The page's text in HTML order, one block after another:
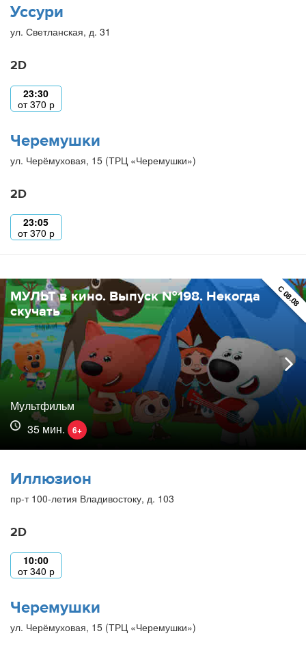
Уссури
ул. Светланская, д. 31
2D
23:30
от370 р
Черемушки
ул. Черёмуховая, 15 (ТРЦ «Черемушки»)
2D
23:05
от370 р
С 08.08
МУЛЬТ в кино. Выпуск №198. Некогда
скучать
Мультфильм
35 мин.
6+
Иллюзион
пр-т 100-летия Владивостоку, д. 103
2D
10:00
от340 р
Черемушки
ул. Черёмуховая, 15 (ТРЦ «Черемушки»)